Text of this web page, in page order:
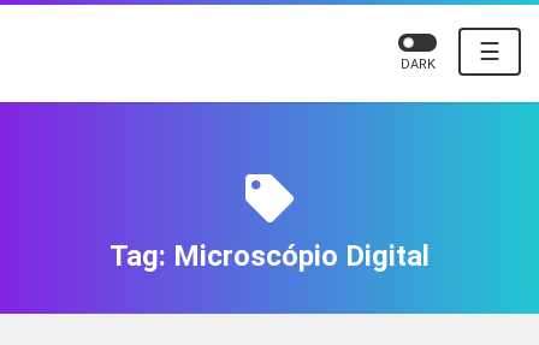
☰
DARK
Tag: Microscópio Digital